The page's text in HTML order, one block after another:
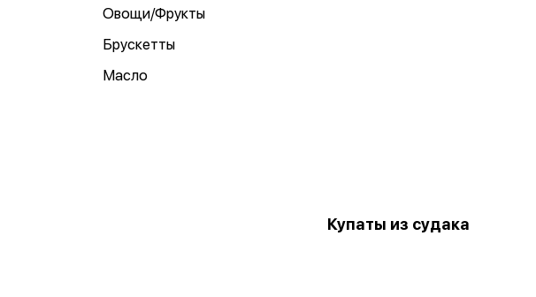
Овощи/Фрукты
Брускетты
Масло
Купаты из судака